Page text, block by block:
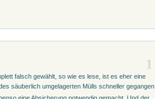
1
falsch gewählt, so wie es lese, ist es eher eine
säuberlich umgelagerten Mülls schneller gegangen